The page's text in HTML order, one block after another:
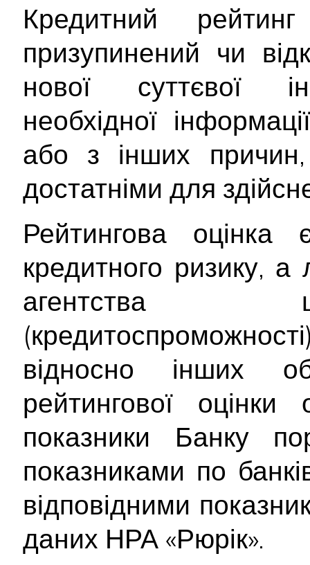
Кредитний
призупинений чи
нової суттєвої
необхідної
або з інших причин,
достатніми для
Рейтингова
кредитного ризику,
агентства
відносно інших
рейтингової оцінки
показники Банку
показниками по
відповідними
даних НРА «Рюрік».